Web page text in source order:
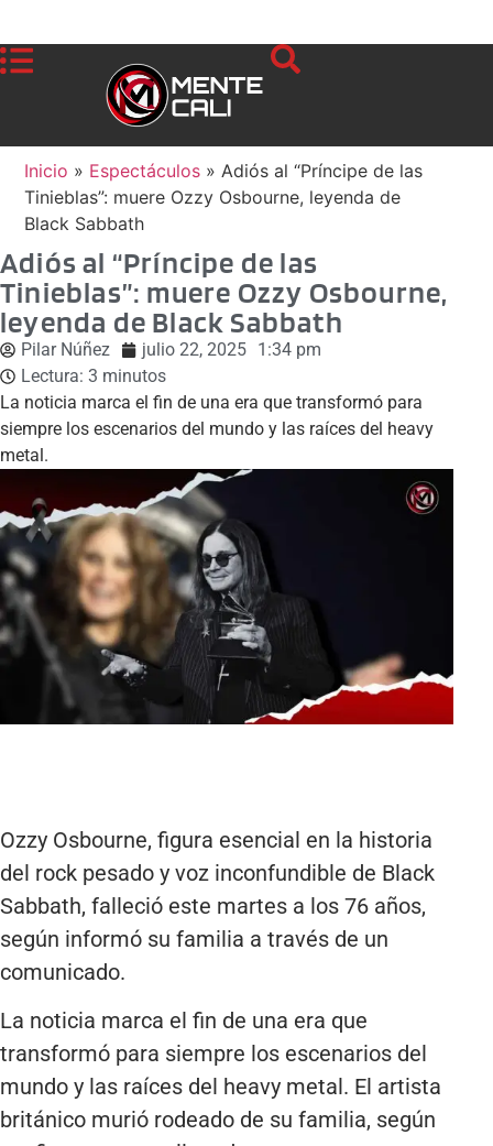
Inicio » Espectáculos » Adiós al “Príncipe de las
Tinieblas”: muere Ozzy Osbourne, leyenda de
Black Sabbath
Adiós al “Príncipe de las
Tinieblas”: muere Ozzy Osbourne,
leyenda de Black Sabbath
Pilar Núñez julio 22, 2025 1:34 pm
Lectura: 3 minutos
La noticia marca el fin de una era que transformó para
siempre los escenarios del mundo y las raíces del heavy
metal.
Ozzy Osbourne, figura esencial en la historia
del rock pesado y voz inconfundible de Black
Sabbath, falleció este martes a los 76 años,
según informó su familia a través de un
comunicado.
La noticia marca el fin de una era que
transformó para siempre los escenarios del
mundo y las raíces del heavy metal. El artista
británico murió rodeado de su familia, según